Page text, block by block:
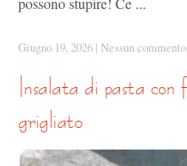
Giugno 19, 2026 | Nessun commento
insalata di pasta con feta alle erbe e pollo
grigliato